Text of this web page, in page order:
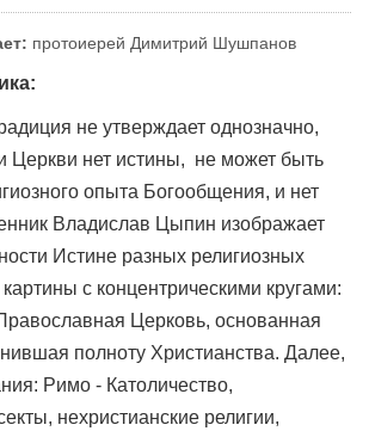
протоиерей Димитрий Шушпанов
не утверждает однозначно,
Церкви нет истины, не может быть
опыта Богообщения, и нет
Владислав Цыпин изображает
Истине разных религиозных
с концентрическими кругами:
Церковь, основанная
полноту Христианства. Далее,
Римо - Католичество,
нехристианские религии,